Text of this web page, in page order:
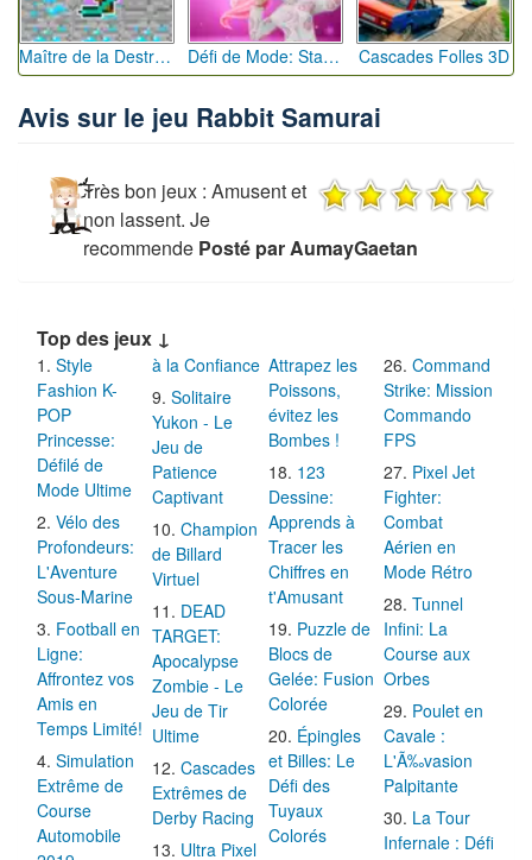
Maître de la Destruction: Fusion de Pioches Défi de Mode: Star du Podium Cascades Folles 3D
Avis sur le jeu Rabbit Samurai
Très bon jeux : Amusent et
non lassent. Je
recommende Posté par AumayGaetan
Top des jeux ↓
Style
Fashion K-
POP
Princesse:
Défilé de
Mode Ultime
Vélo des
Profondeurs:
L'Aventure
Sous-Marine
Football en
Ligne:
Affrontez vos
Amis en
Temps Limité!
Simulation
Extrême de
Course
Automobile
à la Confiance
Solitaire
Yukon - Le
Jeu de
Patience
Captivant
Champion
de Billard
Virtuel
DEAD
TARGET:
Apocalypse
Zombie - Le
Jeu de Tir
Ultime
Cascades
Extrêmes de
Derby Racing
Ultra Pixel
Attrapez les
Poissons,
évitez les
Bombes !
123
Dessine:
Apprends à
Tracer les
Chiffres en
t'Amusant
Puzzle de
Blocs de
Gelée: Fusion
Colorée
Épingles
et Billes: Le
Défi des
Tuyaux
Colorés
Command
Strike: Mission
Commando
FPS
Pixel Jet
Fighter:
Combat
Aérien en
Mode Rétro
Tunnel
Infini: La
Course aux
Orbes
Poulet en
Cavale :
L'Ã‰vasion
Palpitante
La Tour
Infernale : Défi